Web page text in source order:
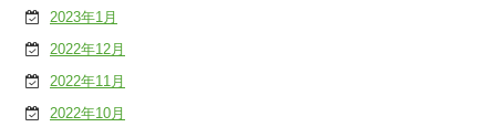
2023年1月
2022年12月
2022年11月
2022年10月